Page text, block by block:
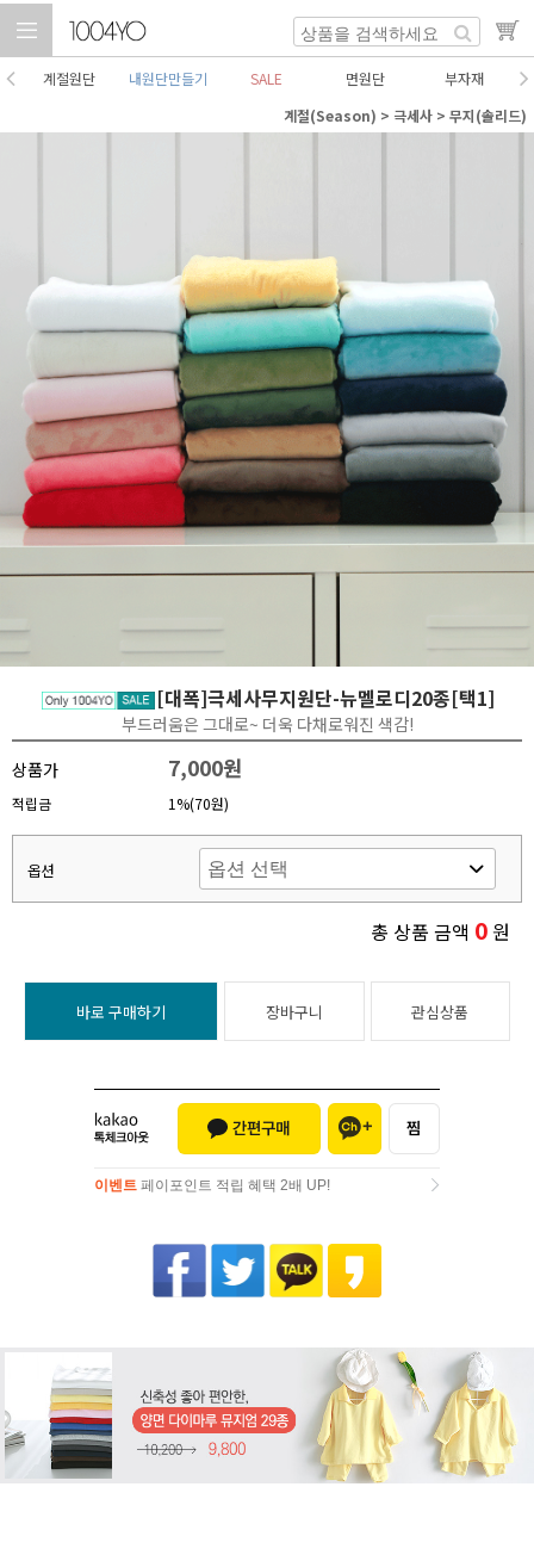
계절원단 내원단만들기 SALE 면원단
부자재
계절(Season) > 극세사 > 무지(솔리드)
[대폭]극세사무지원단-뉴멜로디20종[택1]
부드러움은 그대로~ 더욱 다채로워진 색감!
상품가
7,000원
적립금 1%(70원)
옵션
총 상품 금액 0원
바로 구매하기 장바구니 관심상품
이벤트 페이포인트 적립 혜택 2배 UP!